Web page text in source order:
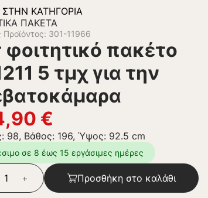
ΣΤΗΝ ΚΑΤΗΓΟΡΊΑ
ΠΑΚΈΤΑ
Προϊόντος: 301-11966
φοιτητικό πακέτο
5 τμχ για την
€
98, Βάθος: 196, Ύψος: 92.5 cm
σε 8 έως 15 εργάσιμες ημέρες
Προσθήκη στο καλάθι